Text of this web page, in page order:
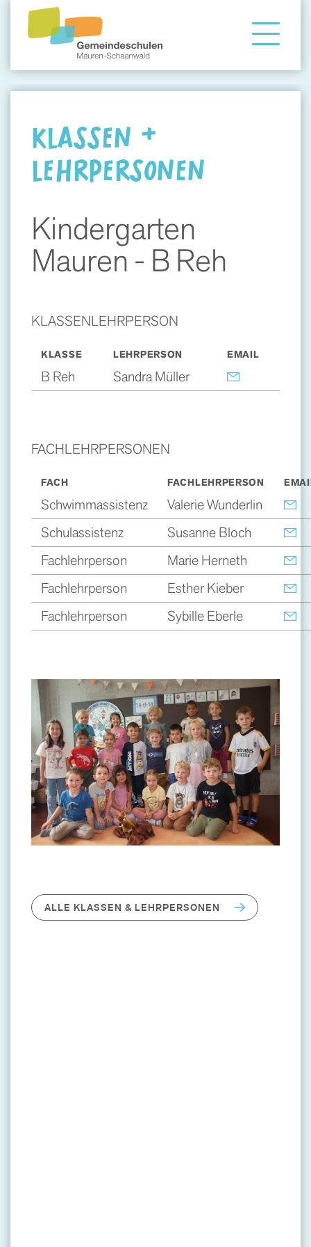
Gemeindeschule
Angebote
KLASSEN &
LEHRPERSONEN
Kindergarten
Mauren - B Reh
KLASSENLEHRPERSON
KLASSE LEHRPERSON EMAIL
B Reh Sandra Müller
FACHLEHRPERSONEN
FACH FACHLEHRPERSON
Schwimmassistenz
Valerie Wunderlin
Schulassistenz
Susanne Bloch
Fachlehrperson
Marie Herneth
Fachlehrperson
Esther Kieber
Fachlehrperson
Sybille Eberle
ALLE KLASSEN & LEHRPERSONEN